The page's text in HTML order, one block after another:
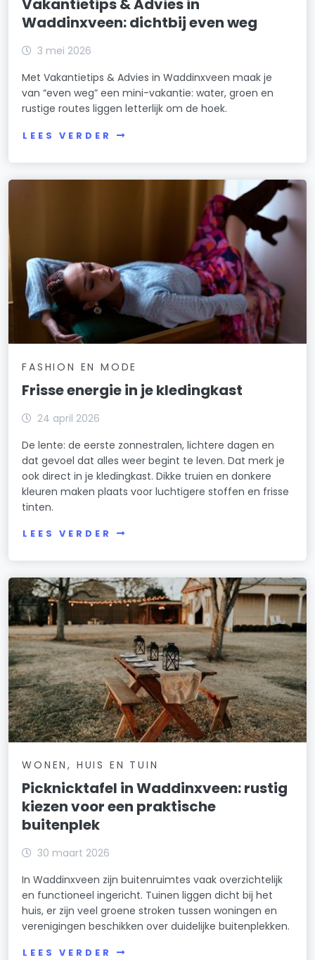
Vakantietips & Advies in
Waddinxveen: dichtbij even weg
3 mei 2026
Met Vakantietips & Advies in Waddinxveen maak je
van “even weg” een mini-vakantie: water, groen en
rustige routes liggen letterlijk om de hoek.
LEES VERDER
FASHION EN MODE
Frisse energie in je kledingkast
24 april 2026
De lente: de eerste zonnestralen, lichtere dagen en
dat gevoel dat alles weer begint te leven. Dat merk je
ook direct in je kledingkast. Dikke truien en donkere
kleuren maken plaats voor luchtigere stoffen en frisse
tinten.
LEES VERDER
WONEN, HUIS EN TUIN
Picknicktafel in Waddinxveen: rustig
kiezen voor een praktische
buitenplek
30 maart 2026
In Waddinxveen zijn buitenruimtes vaak overzichtelijk
en functioneel ingericht. Tuinen liggen dicht bij het
huis, er zijn veel groene stroken tussen woningen en
verenigingen beschikken over duidelijke buitenplekken.
LEES VERDER